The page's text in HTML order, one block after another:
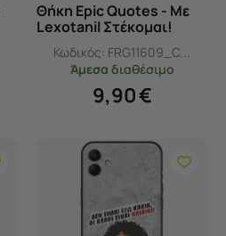
Θήκη Epic Quotes - Με
Lexotanil Στέκομαι!
Samsung Galaxy F04
Black TPU (Μαύρη
Σιλικόνη)
Κωδικός: FRG11609_C...
Άμεσα διαθέσιμο
9,90€